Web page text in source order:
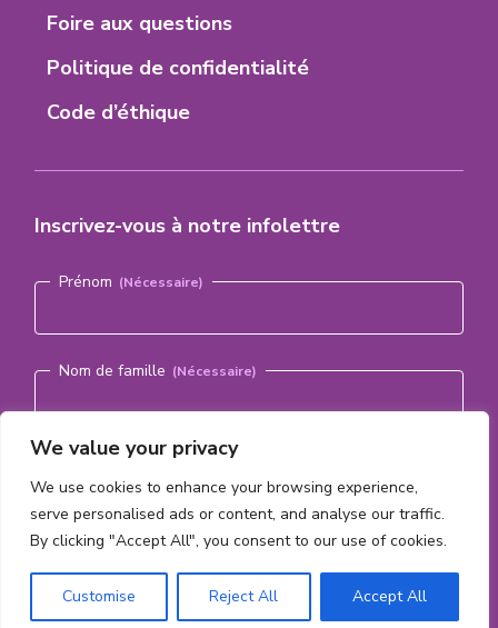
We value your privacy
We use cookies to enhance your browsing experience,
serve personalised ads or content, and analyse our traffic.
By clicking "Accept All", you consent to our use of cookies.
Customise Reject All Accept All
Foire aux questions
Politique de confidentialité
Code d’éthique
Inscrivez-vous à notre infolettre
Prénom
Nom de famille
Courriel (Nécessaire)
S'abonner